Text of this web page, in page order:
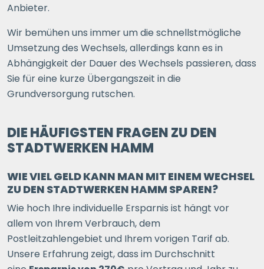
Anbieter.
Wir bemühen uns immer um die schnellstmögliche
Umsetzung des Wechsels, allerdings kann es in
Abhängigkeit der Dauer des Wechsels passieren, dass
Sie für eine kurze Übergangszeit in die
Grundversorgung rutschen.
DIE HÄUFIGSTEN FRAGEN ZU DEN
STADTWERKEN HAMM
WIE VIEL GELD KANN MAN MIT EINEM WECHSEL
ZU DEN STADTWERKEN HAMM SPAREN?
Wie hoch Ihre individuelle Ersparnis ist hängt vor
allem von Ihrem Verbrauch, dem
Postleitzahlengebiet und Ihrem vorigen Tarif ab.
Unsere Erfahrung zeigt, dass im Durchschnitt